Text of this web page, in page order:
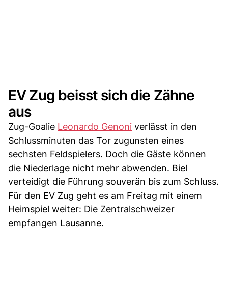
EV Zug beisst sich die Zähne
aus
Zug-Goalie Leonardo Genoni verlässt in den
Schlussminuten das Tor zugunsten eines
sechsten Feldspielers. Doch die Gäste können
die Niederlage nicht mehr abwenden. Biel
verteidigt die Führung souverän bis zum Schluss.
Für den EV Zug geht es am Freitag mit einem
Heimspiel weiter: Die Zentralschweizer
empfangen Lausanne.